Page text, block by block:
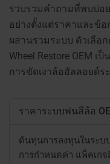
รวบรวมคำถามที่พบบ่
อย่างตั้งแต่ราคาและข้
ผสานรวมระบบ ตัวเลือ
Wheel Restore OEM
การขัดเงาล้ออัลลอยด์
ราคาระบบพ่นสีล้อ
ต้นทุนการลงทุนในระบ
การกำหนดค่า แพ็คเก